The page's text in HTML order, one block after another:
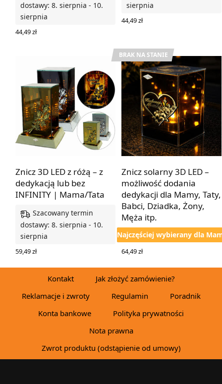
dostawy: 8. sierpnia - 10.
sierpnia
44,49zł
sierpnia
44,49zł
Znicz 3D LED z różą – z
dedykacją lub bez
INFINITY | Mama/Tata
Szacowany termin
dostawy: 8. sierpnia - 10.
sierpnia
59,49zł
BRAK NA STANIE
Znicz solarny 3D LED –
możliwość dodania
dedykacji dla Mamy, Taty,
Babci, Dziadka, Żony,
Męża itp.
Najczęściej wybierany dla
64,49zł
Kontakt
Jak złożyć zamówienie?
Reklamacje i zwroty
Regulamin
Poradnik
Konta bankowe
Polityka prywatności
Nota prawna
Zwrot produktu (odstąpienie od umowy)